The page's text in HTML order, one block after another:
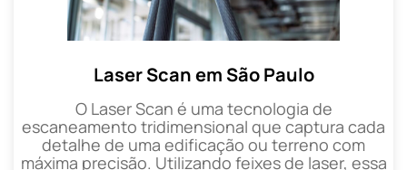
Laser Scan em São Paulo
O Laser Scan é uma tecnologia de
escaneamento tridimensional que captura cada
detalhe de uma edificação ou terreno com
máxima precisão. Utilizando feixes de laser, essa